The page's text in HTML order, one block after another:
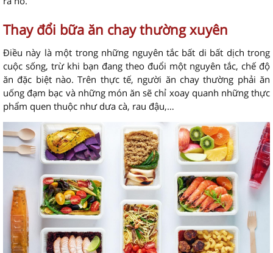
Thay đổi bữa ăn chay thường xuyên
Điều này là một trong những nguyên tắc bất di bất dịch trong
cuộc sống, trừ khi bạn đang theo đuổi một nguyên tắc, chế độ
ăn đặc biệt nào. Trên thực tế, người ăn chay thường phải ăn
uống đạm bạc và những món ăn sẽ chỉ xoay quanh những thực
phẩm quen thuộc như dưa cà, rau đậu,…